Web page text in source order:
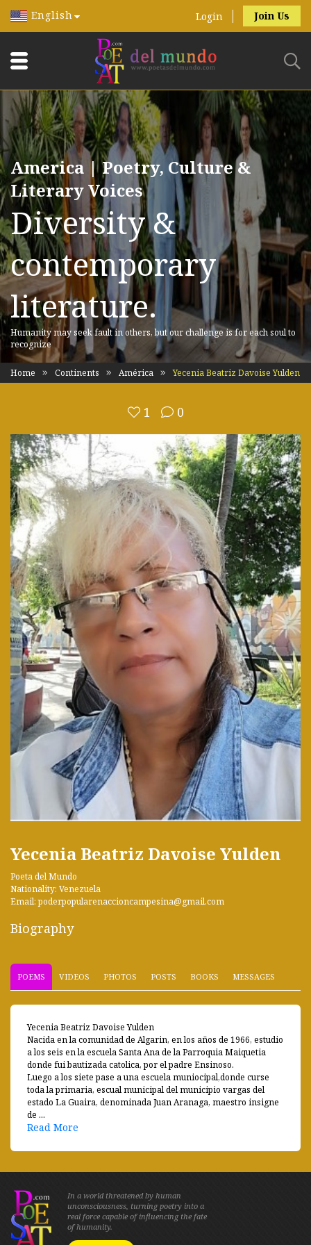
English Login Join Us
America | Poetry, Culture &
Literary Voices
Diversity &
contemporary
literature.
Humanity may seek fault in others, but our challenge is for each soul to
recognize
Home Continents América Yecenia Beatriz Davoise Yulden
1 0
Yecenia Beatriz Davoise Yulden
Poeta del Mundo
Nationality: Venezuela
Email: poderpopularenaccioncampesina@gmail.com
Biography
POEMS VIDEOS PHOTOS POSTS BOOKS MESSAGES
Yecenia Beatriz Davoise Yulden
Nacida en la comunidad de Algarin, en los años de 1966, estudio
a los seis en la escuela Santa Ana de la Parroquia Maiquetia
donde fui bautizada catolica, por el padre Ensinoso.
Luego a los siete pase a una escuela muniocipal,donde curse
toda la primaria, escual municipal del municipio vargas del
estado La Guaira, denominada Juan Aranaga, maestro insigne
de ...
Read More
In a world threatened by human
unconsciousness, turning poetry into a
real force capable of influencing the fate
of humanity.